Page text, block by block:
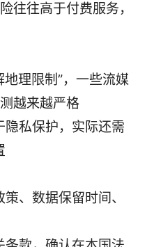
往往高于付费服务，
理限制”，一些流媒
越来越严格
私保护，实际还需
、数据保留时间、